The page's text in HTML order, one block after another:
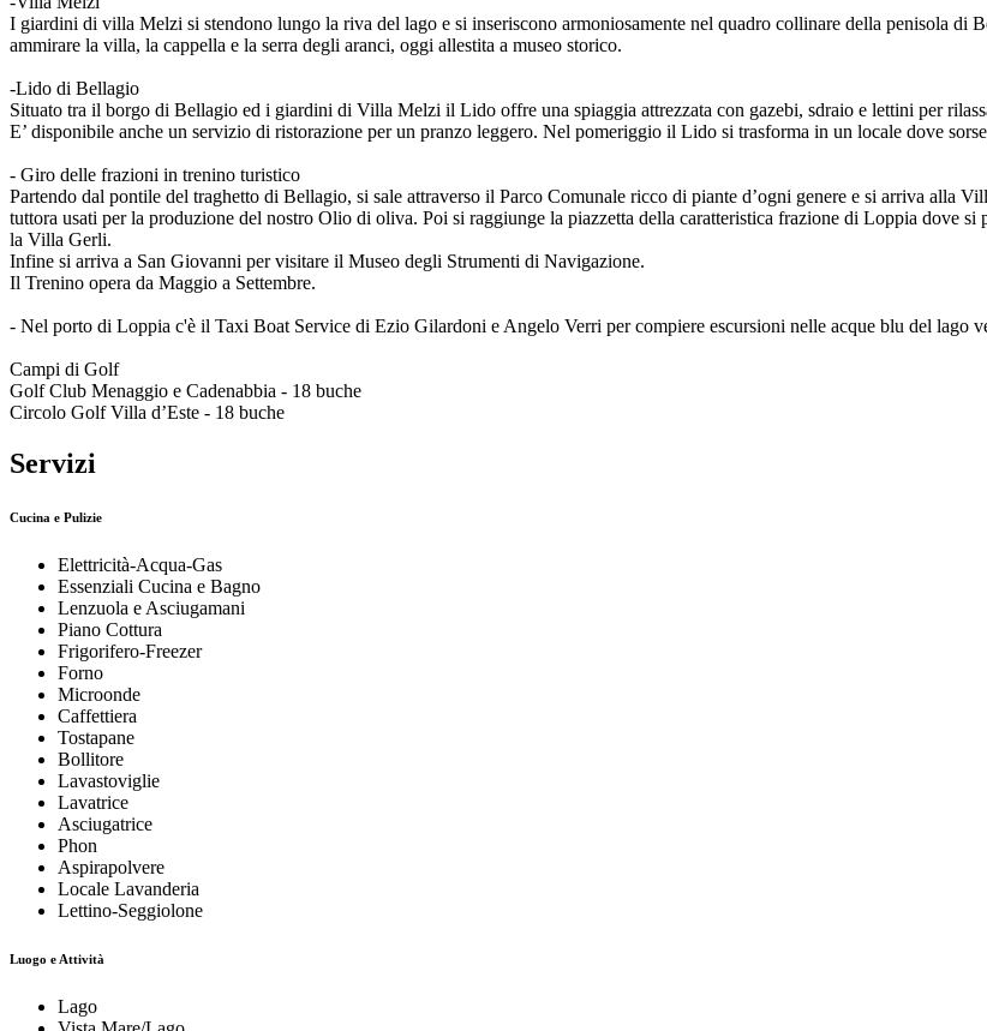
I giardini di villa Melzi si stendono lungo la riva del lago e si inseriscono armoniosamente nel quadro collinare della penisola
ammirare la villa, la cappella e la serra degli aranci, oggi allestita a museo storico.
-Lido di Bellagio
Situato tra il borgo di Bellagio ed i giardini di Villa Melzi il Lido offre una spiaggia attrezzata con gazebi, sdraio e lettini per
E’ disponibile anche un servizio di ristorazione per un pranzo leggero. Nel pomeriggio il Lido si trasforma in un locale dove
- Giro delle frazioni in trenino turistico
Partendo dal pontile del traghetto di Bellagio, si sale attraverso il Parco Comunale ricco di piante d’ogni genere e si arriva alla
tuttora usati per la produzione del nostro Olio di oliva. Poi si raggiunge la piazzetta della caratteristica frazione di Loppia dove
la Villa Gerli.
Infine si arriva a San Giovanni per visitare il Museo degli Strumenti di Navigazione.
Il Trenino opera da Maggio a Settembre.
- Nel porto di Loppia c'è il Taxi Boat Service di Ezio Gilardoni e Angelo Verri per compiere escursioni nelle acque blu del lago
Campi di Golf
Golf Club Menaggio e Cadenabbia - 18 buche
Circolo Golf Villa d’Este - 18 buche
Servizi
Cucina e Pulizie
Elettricità-Acqua-Gas
Essenziali Cucina e Bagno
Lenzuola e Asciugamani
Piano Cottura
Frigorifero-Freezer
Forno
Microonde
Caffettiera
Tostapane
Bollitore
Lavastoviglie
Lavatrice
Asciugatrice
Phon
Aspirapolvere
Locale Lavanderia
Lettino-Seggiolone
Luogo e Attività
Lago